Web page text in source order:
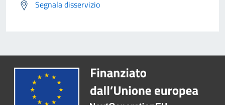
Segnala disservizio